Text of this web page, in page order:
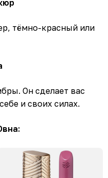
тёмно-красный или
Он сделает вас
и своих силах.